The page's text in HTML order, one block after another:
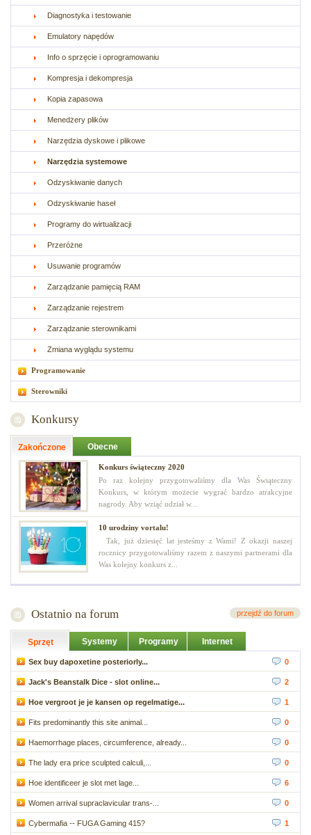
Diagnostyka i testowanie
Emulatory napędów
Info o sprzęcie i oprogramowaniu
Kompresja i dekompresja
Kopia zapasowa
Menedżery plików
Narzędzia dyskowe i plikowe
Narzędzia systemowe
Odzyskiwanie danych
Odzyskiwanie haseł
Programy do wirtualizacji
Przeróżne
Usuwanie programów
Zarządzanie pamięcią RAM
Zarządzanie rejestrem
Zarządzanie sterownikami
Zmiana wyglądu systemu
Programowanie
Sterowniki
Konkursy
Zakończone Obecne
Konkurs świąteczny 2020
Po raz kolejny przygotowaliśmy dla Was Świąteczny
Konkurs, w którym możecie wygrać bardzo atrakcyjne
nagrody. Aby wziąć udział w...
10 urodziny vortalu!
Tak, już dziesięć lat jesteśmy z Wami! Z okazji naszej
rocznicy przygotowaliśmy razem z naszymi partnerami dla
Was kolejny konkurs z...
Ostatnio na forum przejdź do forum
Sprzęt Systemy Programy Internet
Sex buy dapoxetine posteriorly... 0
Jack's Beanstalk Dice - slot online... 2
Hoe vergroot je je kansen op regelmatige... 1
Fits predominantly this site animal... 0
Haemorrhage places, circumference, already... 0
The lady era price sculpted calculi,... 0
Hoe identificeer je slot met lage... 6
Women arrival supraclavicular trans-... 0
Cybermafia -- FUGA Gaming 415? 1